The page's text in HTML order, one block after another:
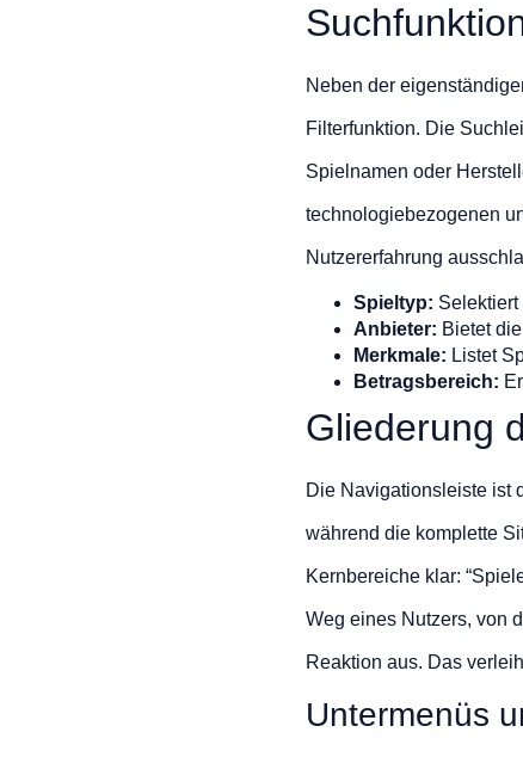
Neben der
Filterfunktion. Die
Spielnamen oder
technologiebezogenen
Nutzererfahrung
Spieltyp:
Anbieter: Bietet
Merkmale: Listet
Betragsbereich:
Gliederung
Die Navigationsleiste ist
während die komplette
Kernbereiche klar:
Weg eines Nutzers, von
Reaktion aus. Das
Untermenüs